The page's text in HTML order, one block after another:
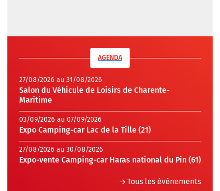
AGENDA
27/08/2026 au 31/08/2026
Salon du Véhicule de Loisirs de Charente-
Maritime
03/09/2026 au 07/09/2026
Expo Camping-car Lac de la Tille (21)
27/08/2026 au 30/08/2026
Expo-vente Camping-car Haras national du Pin (61)
Tous les évènements